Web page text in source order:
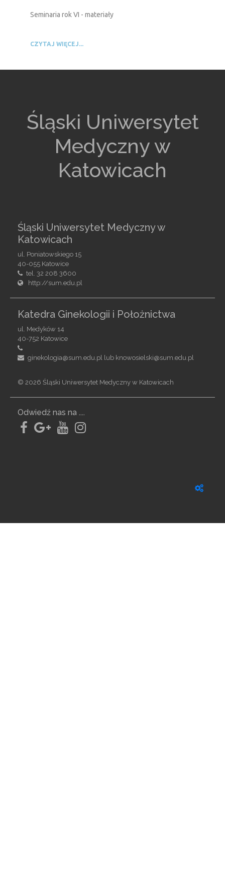
Seminaria rok VI - materiały
CZYTAJ WIĘCEJ...
Śląski Uniwersytet
Medyczny w
Katowicach
Śląski Uniwersytet Medyczny w
Katowicach
ul. Poniatowskiego 15
40-055 Katowice
tel. 32 208 3600
http://sum.edu.pl
Katedra Ginekologii i Położnictwa
ul. Medyków 14
40-752 Katowice
ginekologia@sum.edu.pl lub knowosielski@sum.edu.pl
© 2026 Śląski Uniwersytet Medyczny w Katowicach
Odwiedź nas na ....